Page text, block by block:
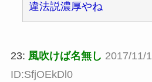
違法説濃厚やね
23: 風吹けば名無し 2017/11/
ID:SfjOEkDl0